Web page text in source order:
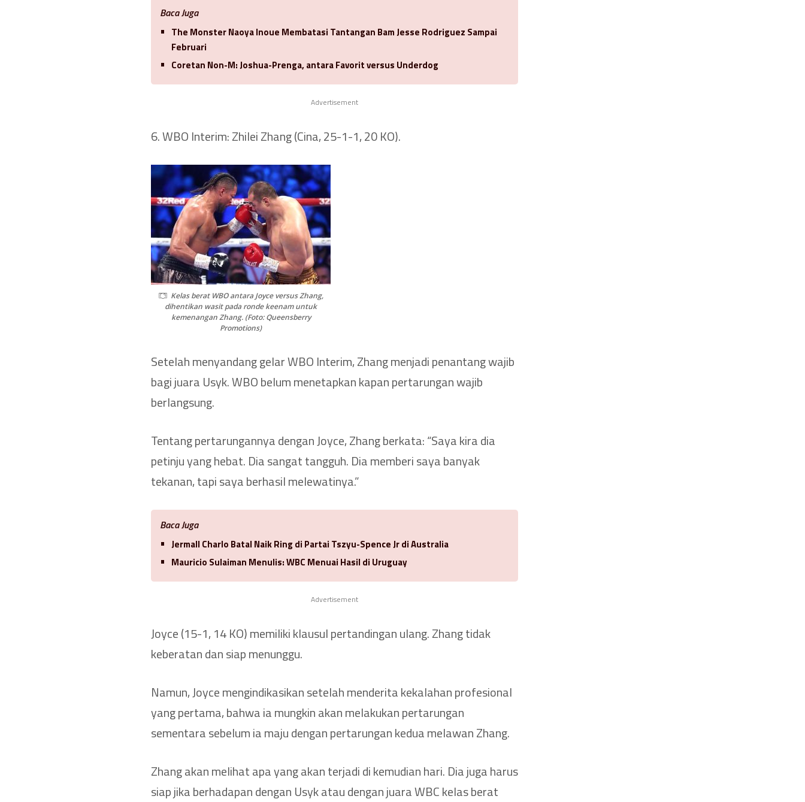
Baca Juga
The Monster Naoya Inoue Membatasi Tantangan Bam Jesse Rodriguez Sampai
Februari
Coretan Non-M: Joshua-Prenga, antara Favorit versus Underdog
Advertisement
6. WBO Interim: Zhilei Zhang (Cina, 25-1-1, 20 KO).
Kelas berat WBO antara Joyce versus Zhang,
dihentikan wasit pada ronde keenam untuk
kemenangan Zhang. (Foto: Queensberry
Promotions)
Setelah menyandang gelar WBO Interim, Zhang menjadi penantang wajib
bagi juara Usyk. WBO belum menetapkan kapan pertarungan wajib
berlangsung.
Tentang pertarungannya dengan Joyce, Zhang berkata: “Saya kira dia
petinju yang hebat. Dia sangat tangguh. Dia memberi saya banyak
tekanan, tapi saya berhasil melewatinya.”
Baca Juga
Jermall Charlo Batal Naik Ring di Partai Tszyu-Spence Jr di Australia
Mauricio Sulaiman Menulis: WBC Menuai Hasil di Uruguay
Advertisement
Joyce (15-1, 14 KO) memiliki klausul pertandingan ulang. Zhang tidak
keberatan dan siap menunggu.
Namun, Joyce mengindikasikan setelah menderita kekalahan profesional
yang pertama, bahwa ia mungkin akan melakukan pertarungan
sementara sebelum ia maju dengan pertarungan kedua melawan Zhang.
Zhang akan melihat apa yang akan terjadi di kemudian hari. Dia juga harus
siap jika berhadapan dengan Usyk atau dengan juara WBC kelas berat